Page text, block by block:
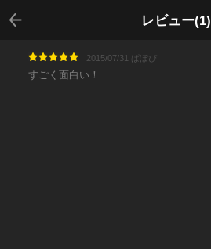
レビュー(1)
戻る
2015/07/31 ぱぽぴ
すごく面白い！